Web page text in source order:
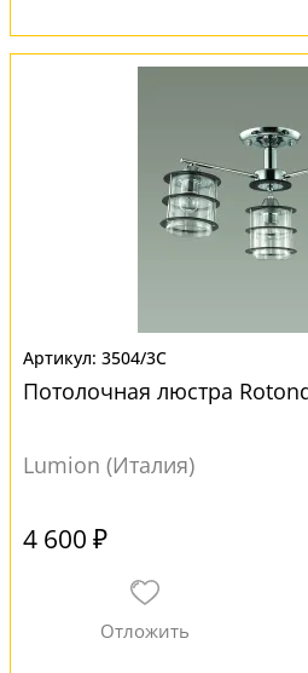
3504/3C
Потолочная люстра
Lumion (Италия)
4 600 ₽